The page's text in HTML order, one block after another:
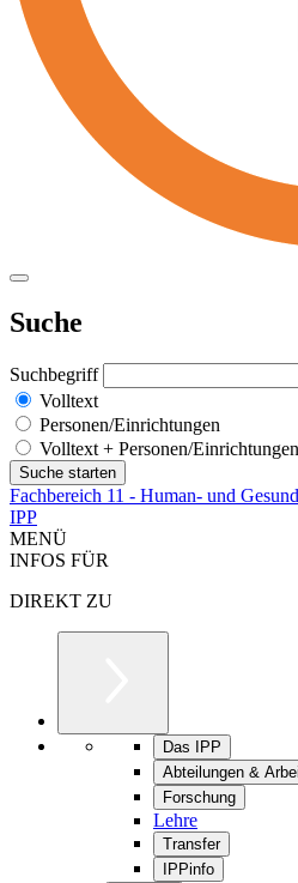
Suche
Suchbegriff
Volltext
Personen/Einrichtungen
Volltext + Personen/Einrichtungen
Fachbereich 11 - Human- und
IPP
MENÜ
INFOS FÜR
DIREKT ZU
Das IPP
Abteilungen &
Forschung
Lehre
Transfer
IPPinfo